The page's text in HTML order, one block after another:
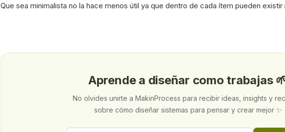
Que sea minimalista no la hace menos útil ya que dentro de cada ítem pueden
Aprende a diseñar como trabajas
No olvides unirte a MakinProcess para recibir ideas, insights y
sobre cómo diseñar sistemas para pensar y crear mejor ✨